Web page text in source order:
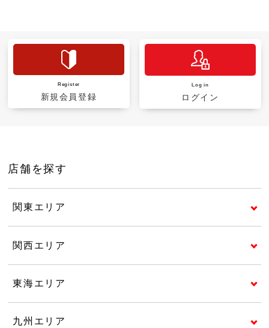
Register
新規会員登録
Log in
ログイン
店舗を探す
関東エリア
関西エリア
東海エリア
九州エリア